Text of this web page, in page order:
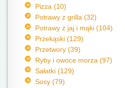
Pizza (10)
Potrawy z grilla (32)
Potrawy z jaj i mąki (104)
Przekąski (129)
Przetwory (39)
Ryby i owoce morza (97)
Sałatki (129)
Sosy (79)